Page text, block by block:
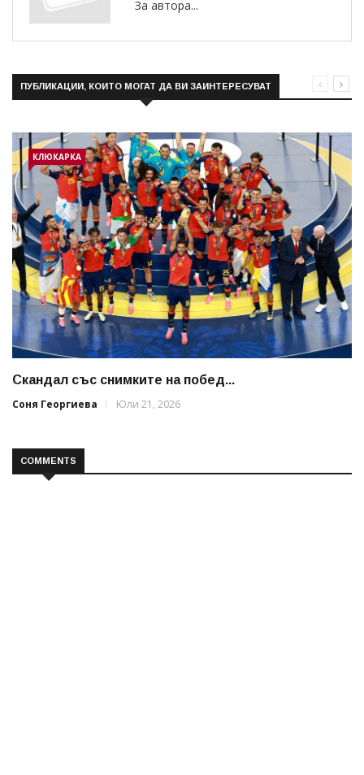
За автора...
ПУБЛИКАЦИИ, КОИТО МОГАТ ДА ВИ ЗАИНТЕРЕСУВАТ
КЛЮКАРКА
Скандал със снимките на побед...
Соня Георгиева
Юли 21, 2026
COMMENTS